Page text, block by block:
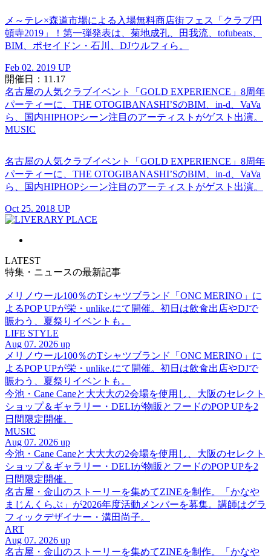
メ～テレ×森道市場による入場無料商店街フェス「クラブ円
頓寺2019」！第一弾発表は、菊地成孔、田我流、tofubeats、
BIM、ポセイドン・石川、DJウルフィら。
Feb 02. 2019 UP
開催日：11.17
名古屋の人気クラブイベント「GOLD EXPERIENCE」8周年
パーティーに、THE OTOGIBANASHI’SのBIM、in-d、VaVa
ら、国内HIPHOPシーン注目のアーティストがゲスト出演。
MUSIC
名古屋の人気クラブイベント「GOLD EXPERIENCE」8周年
パーティーに、THE OTOGIBANASHI’SのBIM、in-d、VaVa
ら、国内HIPHOPシーン注目のアーティストがゲスト出演。
Oct 25. 2018 UP
LATEST
特集・ニュースの最新記事
メリノウール100％のTシャツブランド「ONC MERINO」に
よるPOP UPが栄・unlike.にて開催。初日は飲食出店やDJで
賑わう、夏祭りイベントも。
LIFE STYLE
Aug 07. 2026 up
メリノウール100％のTシャツブランド「ONC MERINO」に
よるPOP UPが栄・unlike.にて開催。初日は飲食出店やDJで
賑わう、夏祭りイベントも。
今池・Cane Caneと大大大の2会場を使用し、大阪のセレクト
ショップ＆ギャラリー・DELIが物販とフードのPOP UPを2
日間限定開催。
MUSIC
Aug 07. 2026 up
今池・Cane Caneと大大大の2会場を使用し、大阪のセレクト
ショップ＆ギャラリー・DELIが物販とフードのPOP UPを2
日間限定開催。
名古屋・金山のストーリーを集めてZINEを制作。「かなや
まじんくらぶ」が2026年度活動メンバーを募集。講師はグラ
フィックデザイナー・溝田尚子。
ART
Aug 07. 2026 up
名古屋・金山のストーリーを集めてZINEを制作。「かなや